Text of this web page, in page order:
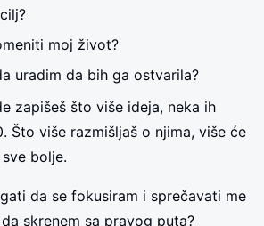
moj život?
uradim da bih ga ostvarila?
zapišeš što više ideja, neka ih
Što više razmišljaš o njima, više će
bolje.
da se fokusiram i sprečavati me
skrenem sa pravog puta?